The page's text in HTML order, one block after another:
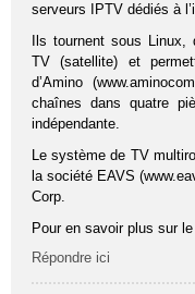
serveurs IPTV dédiés à
Ils tournent sous
TV (satellite) et
d’Amino
chaînes dans quatre
indépendante.
Le système de TV
la société EAVS
Corp.
Pour en savoir plus sur
Répondre ici